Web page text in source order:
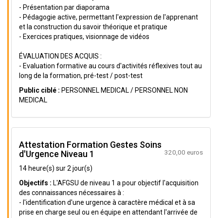
- Présentation par diaporama
- Pédagogie active, permettant l'expression de l'apprenant
et la construction du savoir théorique et pratique
- Exercices pratiques, visionnage de vidéos
ÉVALUATION DES ACQUIS :
- Evaluation formative au cours d'activités réflexives tout au
long de la formation, pré-test / post-test
Public ciblé : PERSONNEL MEDICAL / PERSONNEL NON
MEDICAL
Attestation Formation Gestes Soins
d'Urgence Niveau 1
320,00 euros
14 heure(s) sur 2 jour(s)
Objectifs : L'AFGSU de niveau 1 a pour objectif l'acquisition
des connaissances nécessaires à :
- l'identification d'une urgence à caractère médical et à sa
prise en charge seul ou en équipe en attendant l'arrivée de